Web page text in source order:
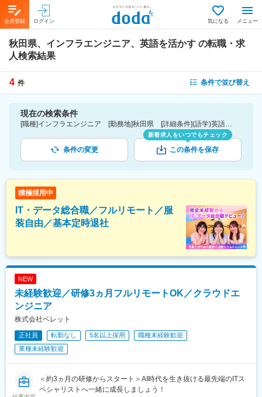
会員登録 ログイン 気になる メニュー
秋田県、インフラエンジニア、英語を活かす の転職・求
人検索結果
4 件 条件で並び替え
現在の検索条件
[職種]インフラエンジニア [勤務地]秋田県 [詳細条件](語学)英語を活かす
条件の変更
新着求人をいつでもチェック
この条件を保存
積極採用中
IT・データ総合職／フルリモート／服
装自由／基本定時退社
NEW
未経験歓迎／研修3ヵ月フルリモートOK／クラウドエ
ンジニア
株式会社ベレット
正社員 転勤なし 5名以上採用
職種未経験歓迎
業種未経験歓迎
＜約3ヵ月の研修からスタート＞AI時代を生き抜ける最先端のITス
ペシャリストへ一緒に成長しましょう！